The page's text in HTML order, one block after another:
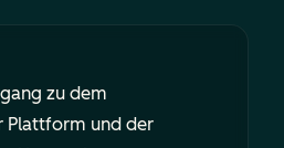
zu dem
Plattform und der